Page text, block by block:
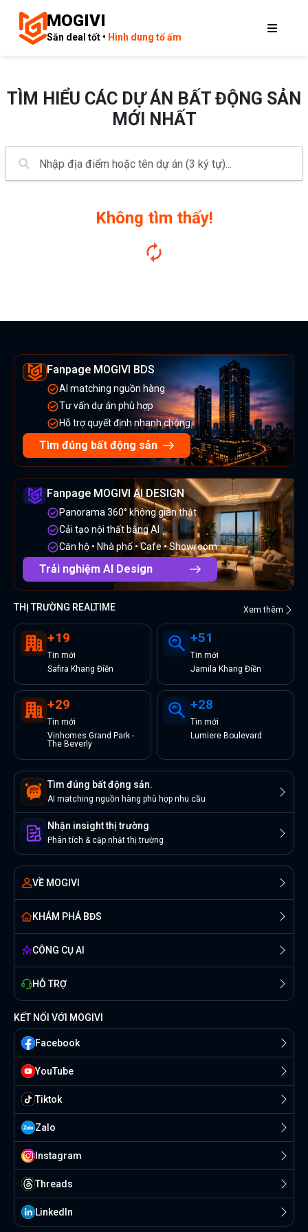
MOGIVI
Săn deal tốt • Hình dung tổ ấm
TÌM HIỂU CÁC DỰ ÁN BẤT ĐỘNG SẢN
MỚI NHẤT
Không tìm thấy!
Fanpage MOGIVI BDS
AI matching nguồn hàng
Tư vấn dự án phù hợp
Hỗ trợ quyết định nhanh chóng
Tìm đúng bất động sản
Fanpage MOGIVI AI DESIGN
Panorama 360° không gian thật
Cải tạo nội thất bằng AI
Căn hộ • Nhà phố • Cafe • Showroom
Trải nghiệm AI Design
THỊ TRƯỜNG REALTIME Xem thêm
+19
Tin mới
Safira Khang Điền
+51
Tin mới
Jamila Khang Điền
+29
Tin mới
Vinhomes Grand Park -
The Beverly
+28
Tin mới
Lumiere Boulevard
Tìm đúng bất động sản.
AI matching nguồn hàng phù hợp nhu cầu
Nhận insight thị trường
Phân tích & cập nhật thị trường
VỀ MOGIVI
KHÁM PHÁ BĐS
CÔNG CỤ AI
HỖ TRỢ
KẾT NỐI VỚI MOGIVI
Facebook
YouTube
Tiktok
Zalo
Instagram
Threads
Linkedln